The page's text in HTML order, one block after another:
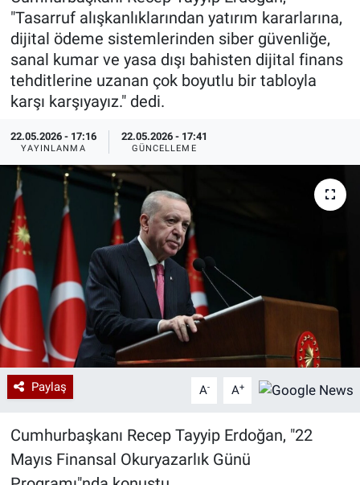
"Tasarruf alışkanlıklarından yatırım kararlarına,
dijital ödeme sistemlerinden siber güvenliğe,
sanal kumar ve yasa dışı bahisten dijital finans
tehditlerine uzanan çok boyutlu bir tabloyla
karşı karşıyayız." dedi.
22.05.2026 - 17:16
YAYINLANMA
22.05.2026 - 17:41
GÜNCELLEME
Paylaş A- A+
Cumhurbaşkanı Recep Tayyip Erdoğan, "22
Mayıs Finansal Okuryazarlık Günü
Özel Haberler
Yazarlar
Dünya
Medya
Özel Haberler
Kadın
Erişim Bilgileri
Sağlık
Teknoloji
Ramazan
Haber Arşivi